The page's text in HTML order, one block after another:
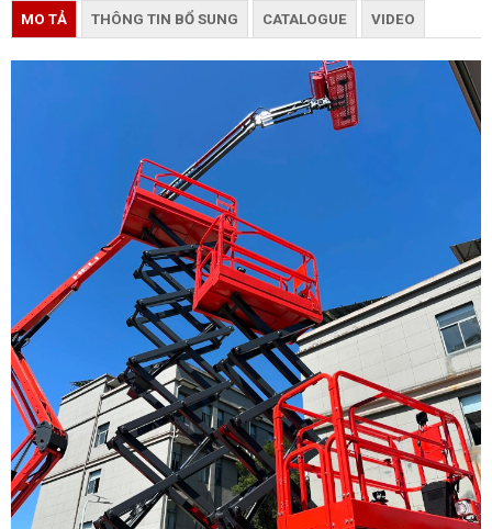
MO TẢ THÔNG TIN BỔ SUNG CATALOGUE VIDEO